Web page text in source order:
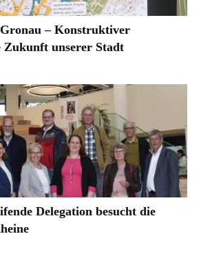
– Konstruktiver
Zukunft unserer Stadt
Delegation besucht die